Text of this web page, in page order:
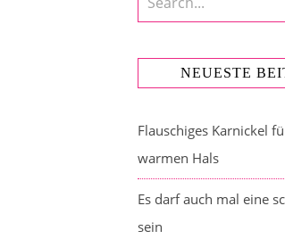
NEUESTE
Flauschiges Karnickel
warmen Hals
Es darf auch mal eine
sein